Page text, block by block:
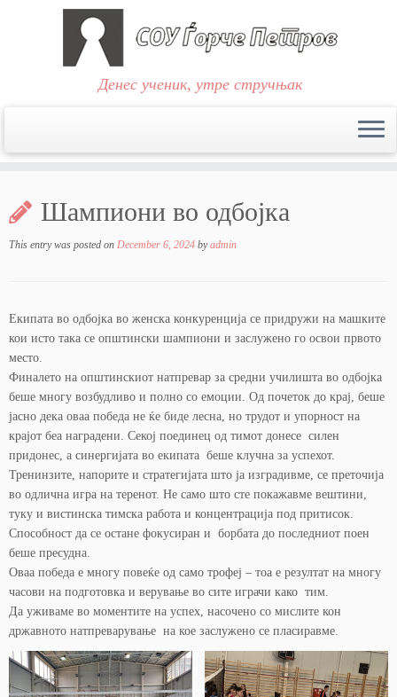
content
Денес ученик, утре стручњак
Шампиони во одбојка
This entry was posted on December 6, 2024 byadmin
Екипата во одбојка во женска конкуренција се придружи на машките
кои исто така се општински шампиони и заслужено го освои првото
место.
Финалето на општинскиот натпревар за средни училишта во одбојка
беше многу возбудливо и полно со емоции. Од почеток до крај, беше
јасно дека оваа победа не ќе биде лесна, но трудот и упорност на
крајот беа наградени. Секој поединец од тимот донесе силен
придонес, а синергијата во екипата беше клучна за успехот.
Тренинзите, напорите и стратегијата што ја изградивме, се преточија
во одлична игра на теренот. Не само што сте покажавме вештини,
туку и вистинска тимска работа и концентрација под притисок.
Способност да се остане фокусиран и борбата до последниот поен
беше пресудна.
Оваа победа е многу повеќе од само трофеј – тоа е резултат на многу
часови на подготовка и верување во сите играчи како тим.
Да уживаме во моментите на успех, насочено со мислите кон
државното натпреварување на кое заслужено се пласиравме.